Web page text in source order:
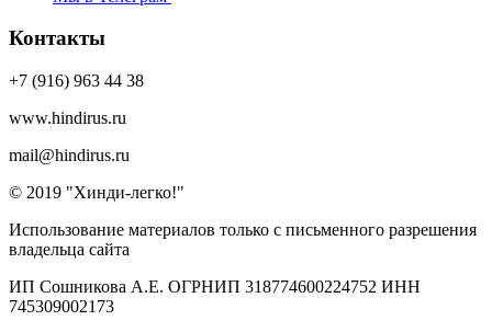
Контакты
+7 (916) 963 44 38
www.hindirus.ru
mail@hindirus.ru
© 2019 "Хинди-легко!"
Использование материалов только с письменного разрешения
владельца сайта
ИП Сошникова А.Е. ОГРНИП 318774600224752 ИНН
745309002173